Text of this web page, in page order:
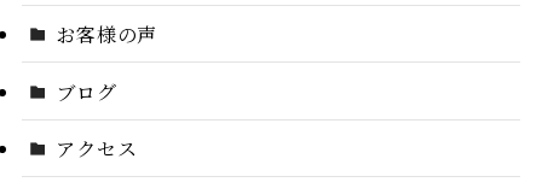
お客様の声
ブログ
アクセス